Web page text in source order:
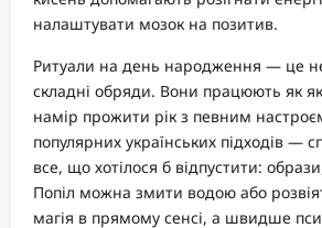
налаштувати мозок на позитив.
Ритуали на день народження — це не
складні обряди. Вони працюють як
намір прожити рік з певним
популярних українських підходів —
все, що хотілося б відпустити:
Попіл можна змити водою або
магія в прямому сенсі, а швидше